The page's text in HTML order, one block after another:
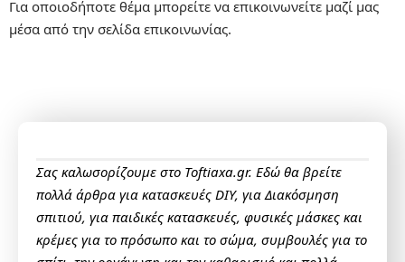
Για οποιοδήποτε θέμα μπορείτε να επικοινωνείτε μαζί μας
μέσα από την σελίδα επικοινωνίας.
Σας καλωσορίζουμε στο Toftiaxa.gr. Εδώ θα βρείτε
πολλά άρθρα για κατασκευές DIY, για Διακόσμηση
σπιτιού, για παιδικές κατασκευές, φυσικές μάσκες και
κρέμες για το πρόσωπο και το σώμα, συμβουλές για το